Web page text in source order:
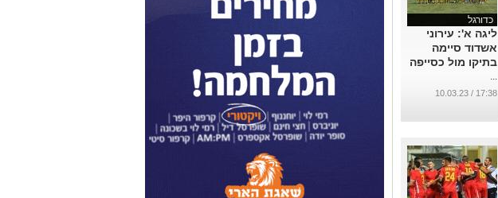
כדורגל
ליגה א': עירוני
אשדוד סיימה
בתיקו מול כסייפה
...
17:38 / 10.03.23